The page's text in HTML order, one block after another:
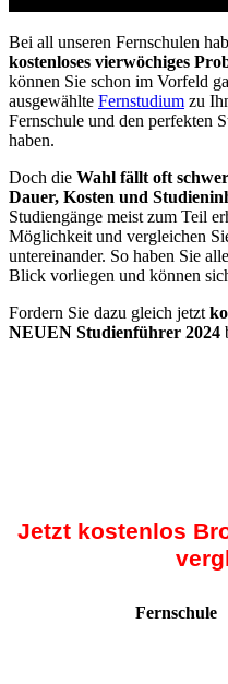
Bei all unseren Fernschulen
kostenloses vierwöchiges
können Sie schon im Vorfeld
ausgewählte Fernstudium zu
Fernschule und den perfekten
haben.
Doch die Wahl fällt oft schwer
Dauer, Kosten und
Studiengänge meist zum Teil
Möglichkeit und vergleichen
untereinander. So haben Sie
Blick vorliegen und können
Fordern Sie dazu gleich jetzt
NEUEN Studienführer 2024
Jetzt kostenlos
Fernschule